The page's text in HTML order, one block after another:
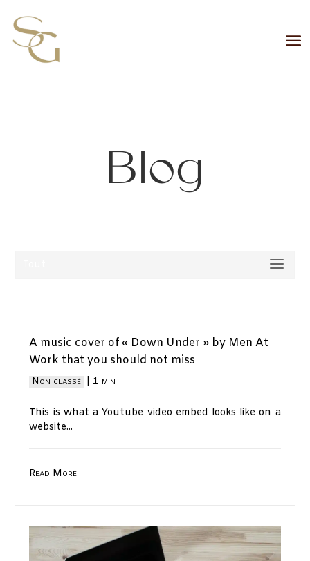
Blog
A music cover of « Down Under » by Men At
Work that you should not miss
Non classé 1 min
This is what a Youtube video embed looks like on a
website...
Read More